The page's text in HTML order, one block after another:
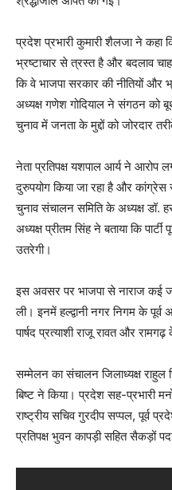
प्रदेश प्रभारी कुमारी शैलजा ने
भ्रष्टाचार से त्रस्त है और बदलाव
कि वे भाजपा सरकार की नीतियों और
अध्यक्ष गणेश गोदियाल ने संगठन
चुनाव में जनता के मुद्दों को जोरदार
नेता प्रतिपक्ष यशपाल आर्य ने आरोप
दुरुपयोग किया जा रहा है और
चुनाव संचालन समिति के अध्यक्ष डॉ.
अध्यक्ष प्रीतम सिंह ने बताया कि
उतरेगी।
इस अवसर पर भाजपा से नाराज कई
ली। इनमें हल्द्वानी नगर निगम के पूर्व
पार्षद प्रत्याशी राजू रावत और
सम्मेलन का संचालन जिलाध्यक्ष राहुल
बिष्ट ने किया। प्रदेश सह-प्रभारी
राष्ट्रीय सचिव गुरदीप सप्पल, पूर्व
प्रतिपक्ष भुवन कापड़ी सहित सैकड़ों